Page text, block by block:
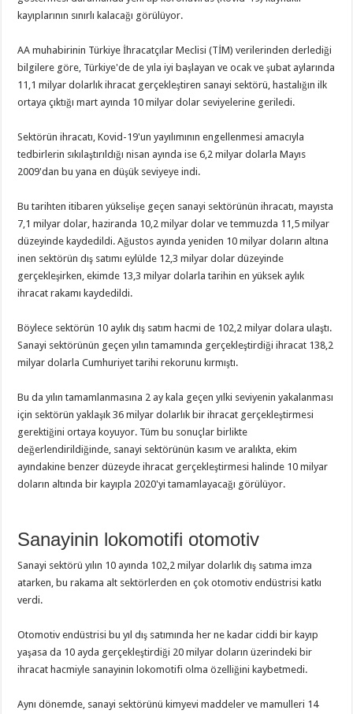
kayıplarının sınırlı kalacağı görülüyor.
AA muhabirinin Türkiye İhracatçılar Meclisi (TİM) verilerinden derlediği
bilgilere göre, Türkiye'de de yıla iyi başlayan ve ocak ve şubat aylarında
11,1 milyar dolarlık ihracat gerçekleştiren sanayi sektörü, hastalığın ilk
ortaya çıktığı mart ayında 10 milyar dolar seviyelerine geriledi.
Sektörün ihracatı, Kovid-19'un yayılımının engellenmesi amacıyla
tedbirlerin sıkılaştırıldığı nisan ayında ise 6,2 milyar dolarla Mayıs
2009'dan bu yana en düşük seviyeye indi.
Bu tarihten itibaren yükselişe geçen sanayi sektörünün ihracatı, mayısta
7,1 milyar dolar, haziranda 10,2 milyar dolar ve temmuzda 11,5 milyar
düzeyinde kaydedildi. Ağustos ayında yeniden 10 milyar doların altına
inen sektörün dış satımı eylülde 12,3 milyar dolar düzeyinde
gerçekleşirken, ekimde 13,3 milyar dolarla tarihin en yüksek aylık
ihracat rakamı kaydedildi.
Böylece sektörün 10 aylık dış satım hacmi de 102,2 milyar dolara ulaştı.
Sanayi sektörünün geçen yılın tamamında gerçekleştirdiği ihracat 138,2
milyar dolarla Cumhuriyet tarihi rekorunu kırmıştı.
Bu da yılın tamamlanmasına 2 ay kala geçen yılki seviyenin yakalanması
için sektörün yaklaşık 36 milyar dolarlık bir ihracat gerçekleştirmesi
gerektiğini ortaya koyuyor. Tüm bu sonuçlar birlikte
değerlendirildiğinde, sanayi sektörünün kasım ve aralıkta, ekim
ayındakine benzer düzeyde ihracat gerçekleştirmesi halinde 10 milyar
doların altında bir kayıpla 2020'yi tamamlayacağı görülüyor.
Sanayinin lokomotifi otomotiv
Sanayi sektörü yılın 10 ayında 102,2 milyar dolarlık dış satıma imza
atarken, bu rakama alt sektörlerden en çok otomotiv endüstrisi katkı
verdi.
Otomotiv endüstrisi bu yıl dış satımında her ne kadar ciddi bir kayıp
yaşasa da 10 ayda gerçekleştirdiği 20 milyar doların üzerindeki bir
ihracat hacmiyle sanayinin lokomotifi olma özelliğini kaybetmedi.
Aynı dönemde, sanayi sektörünü kimyevi maddeler ve mamulleri 14